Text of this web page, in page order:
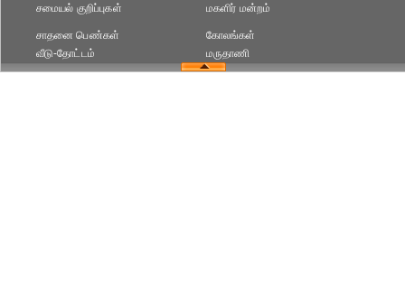
சமையல் குறிப்புகள்
மகளிர் மன்றம்
சாதனை பெண்கள்
வீடு-தோட்டம்
கோலங்கள்
மருதாணி